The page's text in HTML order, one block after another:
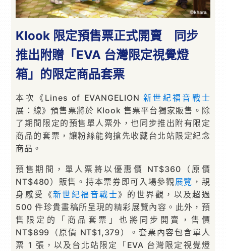
Klook 限定預售票正式開賣 同步
推出附贈「EVA 台灣限定視覺燈
箱」的限定商品套票
本次《Lines of EVANGELION 新世紀福音戰士
展：線》預售票將於 Klook 售票平台獨家販售。除
了期間限定的預售單人票外，也同步推出附有限定
商品的套票，讓粉絲能夠搶先收藏台北站限定紀念
商品。
預售期間，單人票將以優惠價 NT$360（原價
NT$480）販售。持本票券即可入場參觀展覽 ，親
身感受《新世紀福音戰士》的世界觀，以及超過
500 件珍貴畫稿所呈現的精彩展覽內容。此外，預
售限定的「商品套票」也將同步開賣，售價
NT$899（原價 NT$1,379）。套票內容包含單人
票 1 張，以及台北站限定「EVA 台灣限定視覺燈